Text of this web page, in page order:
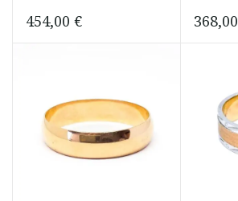
454,00 € 368,00